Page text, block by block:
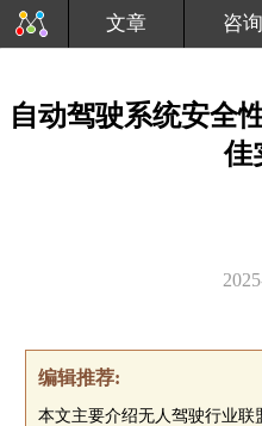
文章 咨询
自动驾驶系统安全
佳
编辑推荐:
本文主要介绍无人驾驶行业